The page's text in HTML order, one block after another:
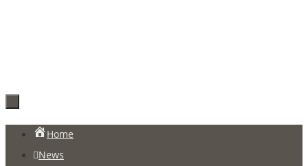
Zum
Inhalt
Home
News